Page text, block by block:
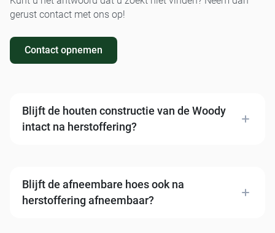
gerust contact met ons op!
Contact opnemen
Blijft de houten constructie van de Woody
intact na herstoffering?
beoordelen wij de staat van het frame en de vulling
en bespreken de aanpak met je.
Blijft de afneembare hoes ook na
herstoffering afneembaar?